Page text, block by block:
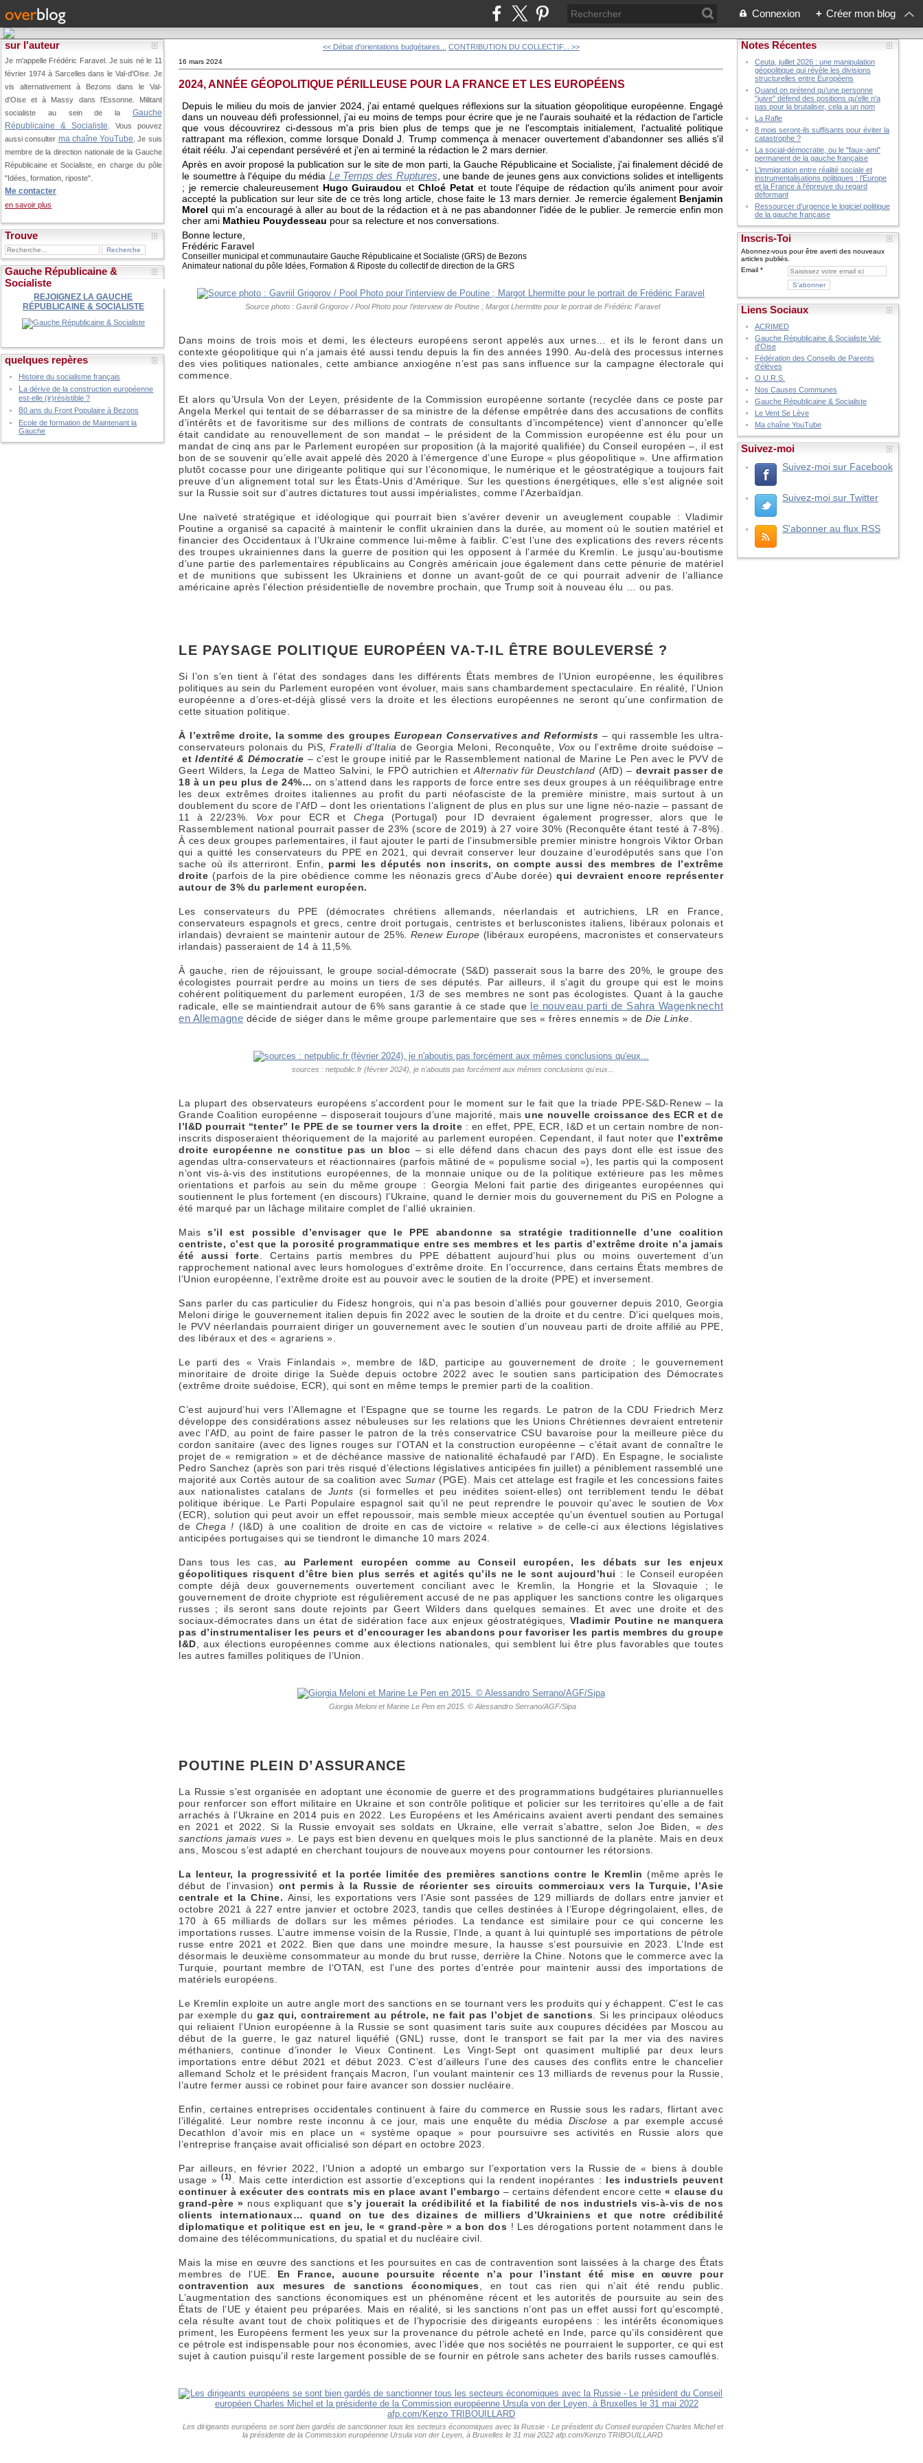
Connexion + Créer mon blog
sur l'auteur
Je m'appelle Frédéric Faravel. Je suis né le 11
février 1974 à Sarcelles dans le Val-d'Oise. Je
vis alternativement à Bezons dans le Val-
d'Oise et à Massy dans l'Essonne. Militant
socialiste au sein de la Gauche
Républicaine & Socialiste . Vous pouvez
aussi consulter ma chaîne YouTube . Je suis
membre de la direction nationale de la Gauche
Républicaine et Socialiste, en charge du pôle
"Idées, formation, riposte".
Me contacter
en savoir plus
Trouve
Gauche Républicaine &
Socialiste
REJOIGNEZ LA GAUCHE
RÉPUBLICAINE & SOCIALISTE
quelques repères
Histoire du socialisme français
La dérive de la construction européenne
est-elle (ir)résistible ?
80 ans du Front Populaire à Bezons
Ecole de formation de Maintenant la
Gauche
<< Débat d'orientations budgétaires... CONTRIBUTION DU COLLECTIF... >>
16 mars 2024
2024, ANNÉE GÉOPOLITIQUE PÉRILLEUSE POUR LA FRANCE ET LES EUROPÉENS
Depuis le milieu du mois de janvier 2024, j'ai entamé quelques réflexions sur la situation géopolitique européenne. Engagé
dans un nouveau défi professionnel, j'ai eu moins de temps pour écrire que je ne l'aurais souhaité et la rédaction de l'article
que vous découvrirez ci-dessous m'a pris bien plus de temps que je ne l'escomptais initialement, l'actualité politique
rattrapant ma réflexion, comme lorsque Donald J. Trump commença à menacer ouvertement d'abandonner ses alliés s'il
était réélu. J'ai cependant persévéré et j'en ai terminé la rédaction le 2 mars dernier.
Après en avoir proposé la publication sur le site de mon parti, la Gauche Républicaine et Socialiste, j'ai finalement décidé de
le soumettre à l'équipe du média Le Temps des Ruptures , une bande de jeunes gens aux convictions solides et intelligents
; je remercie chaleureusement Hugo Guiraudou etChloé Petatet toute l'équipe de rédaction qu'ils animent pour avoir
accepté la publication sur leur site de ce très long article, chose faite le 13 mars dernier. Je remercie également Benjamin
Morel qui m'a encouragé à aller au bout de la rédaction et à ne pas abandonner l'idée de le publier. Je remercie enfin mon
cher ami Mathieu Pouydesseau pour sa relecture et nos conversations.
Bonne lecture,
Frédéric Faravel
Conseiller municipal et communautaire Gauche Républicaine et Socialiste (GRS) de Bezons
Animateur national du pôle Idées, Formation & Riposte du collectif de direction de la GRS
Source photo : Gavriil Grigorov / Pool Photo pour l'interview de Poutine ; Margot Lhermitte pour le portrait de Frédéric Faravel
Dans moins de trois mois et demi, les électeurs européens seront appelés aux urnes… et ils le feront dans un
contexte géopolitique qui n’a jamais été aussi tendu depuis la fin des années 1990. Au-delà des processus internes
des vies politiques nationales, cette ambiance anxiogène n’est pas sans influence sur la campagne électorale qui
commence.
Et alors qu’Ursula Von der Leyen, présidente de la Commission européenne sortante (recyclée dans ce poste par
Angela Merkel qui tentait de se débarrasser de sa ministre de la défense empêtrée dans des accusations de conflits
d’intérêts et de favoritisme sur des millions de contrats de consultants d’incompétence) vient d’annoncer qu’elle
était candidate au renouvellement de son mandat – le président de la Commission européenne est élu pour un
mandat de cinq ans par le Parlement européen sur proposition (à la majorité qualifiée) du Conseil européen –, il est
bon de se souvenir qu’elle avait appelé dès 2020 à l’émergence d’une Europe « plus géopolitique ». Une affirmation
plutôt cocasse pour une dirigeante politique qui sur l’économique, le numérique et le géostratégique a toujours fait
preuve d’un alignement total sur les États-Unis d’Amérique. Sur les questions énergétiques, elle s’est alignée soit
sur la Russie soit sur d’autres dictatures tout aussi impérialistes, comme l’Azerbaïdjan.
Une naïveté stratégique et idéologique qui pourrait bien s’avérer devenir un aveuglement coupable : Vladimir
Poutine a organisé sa capacité à maintenir le conflit ukrainien dans la durée, au moment où le soutien matériel et
financier des Occidentaux à l’Ukraine commence lui-même à faiblir. C’est l’une des explications des revers récents
des troupes ukrainiennes dans la guerre de position qui les opposent à l’armée du Kremlin. Le jusqu’au-boutisme
d’une partie des parlementaires républicains au Congrès américain joue également dans cette pénurie de matériel
et de munitions que subissent les Ukrainiens et donne un avant-goût de ce qui pourrait advenir de l’alliance
américaine après l’élection présidentielle de novembre prochain, que Trump soit à nouveau élu … ou pas.
LE PAYSAGE POLITIQUE EUROPÉEN VA-T-IL ÊTRE BOULEVERSÉ ?
Si l’on s’en tient à l’état des sondages dans les différents États membres de l’Union européenne, les équilibres
politiques au sein du Parlement européen vont évoluer, mais sans chambardement spectaculaire. En réalité, l’Union
européenne a d’ores-et-déjà glissé vers la droite et les élections européennes ne seront qu’une confirmation de
cette situation politique.
À l’extrême droite, la somme des groupesEuropean Conservatives and Reformists – qui rassemble les ultra-
conservateurs polonais du PiS,Fratelli d’Italia de Georgia Meloni, Reconquête, Voxou l’extrême droite suédoise –
etIdentité & Démocratie – c’est le groupe initié par le Rassemblement national de Marine Le Pen avec le PVV de
Geert Wilders, la Lega de Matteo Salvini, le FPÖ autrichien etAlternativ für Deustchland (AfD) – devrait passer de
18 à un peu plus de 24%… on s’attend dans les rapports de force entre ses deux groupes à un rééquilibrage entre
les deux extrêmes droites italiennes au profit du parti néofasciste de la première ministre, mais surtout à un
doublement du score de l’AfD – dont les orientations l’alignent de plus en plus sur une ligne néo-nazie – passant de
11 à 22/23%. Vox pour ECR et Chega (Portugal) pour ID devraient également progresser, alors que le
Rassemblement national pourrait passer de 23% (score de 2019) à 27 voire 30% (Reconquête étant testé à 7-8%).
À ces deux groupes parlementaires, il faut ajouter le parti de l’insubmersible premier ministre hongrois Viktor Orban
qui a quitté les conservateurs du PPE en 2021, qui devrait conserver leur douzaine d’eurodéputés sans que l’on
sache où ils atterriront. Enfin, parmi les députés non inscrits, on compte aussi des membres de l’extrême
droite (parfois de la pire obédience comme les néonazis grecs d’Aube dorée)qui devraient encore représenter
autour de 3% du parlement européen.
Les conservateurs du PPE (démocrates chrétiens allemands, néerlandais et autrichiens, LR en France,
conservateurs espagnols et grecs, centre droit portugais, centristes et berlusconistes italiens, libéraux polonais et
irlandais) devraient se maintenir autour de 25%. Renew Europe (libéraux européens, macronistes et conservateurs
irlandais) passeraient de 14 à 11,5%.
À gauche, rien de réjouissant, le groupe social-démocrate (S&D) passerait sous la barre des 20%, le groupe des
écologistes pourrait perdre au moins un tiers de ses députés. Par ailleurs, il s’agit du groupe qui est le moins
cohérent politiquement du parlement européen, 1/3 de ses membres ne sont pas écologistes. Quant à la gauche
radicale, elle se maintiendrait autour de 6% sans garantie à ce stade que le nouveau parti de Sahra Wagenknecht
en Allemagne décide de siéger dans le même groupe parlementaire que ses « frères ennemis » deDie Linke
sources : netpublic.fr (février 2024), je n'aboutis pas forcément aux mêmes conclusions qu'eux...
La plupart des observateurs européens s’accordent pour le moment sur le fait que la triade PPE-S&D-Renew – la
Grande Coalition européenne – disposerait toujours d’une majorité, maisune nouvelle croissance des ECR et de
l’I&D pourrait “tenter” le PPE de se tourner vers la droite : en effet, PPE, ECR, I&D et un certain nombre de non-
inscrits disposeraient théoriquement de la majorité au parlement européen. Cependant, il faut noter que l’extrême
droite européenne ne constitue pas un bloc – si elle défend dans chacun des pays dont elle est issue des
agendas ultra-conservateurs et réactionnaires (parfois mâtiné de « populisme social »), les partis qui la composent
n’ont vis-à-vis des institutions européennes, de la monnaie unique ou de la politique extérieure pas les mêmes
orientations et parfois au sein du même groupe : Georgia Meloni fait partie des dirigeantes européennes qui
soutiennent le plus fortement (en discours) l’Ukraine, quand le dernier mois du gouvernement du PiS en Pologne a
été marqué par un lâchage militaire complet de l’allié ukrainien.
Maiss’il est possible d’envisager que le PPE abandonne sa stratégie traditionnelle d’une coalition
centriste, c’est que la porosité programmatique entre ses membres et les partis d’extrême droite n’a jamais
été aussi forte . Certains partis membres du PPE débattent aujourd’hui plus ou moins ouvertement d’un
rapprochement national avec leurs homologues d’extrême droite. En l’occurrence, dans certains États membres de
l’Union européenne, l’extrême droite est au pouvoir avec le soutien de la droite (PPE) et inversement.
Sans parler du cas particulier du Fidesz hongrois, qui n’a pas besoin d’alliés pour gouverner depuis 2010, Georgia
Meloni dirige le gouvernement italien depuis fin 2022 avec le soutien de la droite et du centre. D’ici quelques mois,
le PVV néerlandais pourraient diriger un gouvernement avec le soutien d’un nouveau parti de droite affilié au PPE,
des libéraux et des « agrariens ».
Le parti des « Vrais Finlandais », membre de I&D, participe au gouvernement de droite ; le gouvernement
minoritaire de droite dirige la Suède depuis octobre 2022 avec le soutien sans participation des Démocrates
(extrême droite suédoise, ECR), qui sont en même temps le premier parti de la coalition.
C’est aujourd’hui vers l’Allemagne et l’Espagne que se tourne les regards. Le patron de la CDU Friedrich Merz
développe des considérations assez nébuleuses sur les relations que les Unions Chrétiennes devraient entretenir
avec l’AfD, au point de faire passer le patron de la très conservatrice CSU bavaroise pour la meilleure pièce du
cordon sanitaire (avec des lignes rouges sur l’OTAN et la construction européenne – c’était avant de connaître le
projet de « remigration » et de déchéance massive de nationalité échafaudé par l’AfD). En Espagne, le socialiste
Pedro Sanchez (après son pari très risqué d’élections législatives anticipées fin juillet) a péniblement rassemblé une
majorité aux Cortès autour de sa coalition avec Sumar (PGE). Mais cet attelage est fragile et les concessions faites
aux nationalistes catalans de Junts (si formelles et peu inédites soient-elles) ont terriblement tendu le débat
politique ibérique. Le Parti Populaire espagnol sait qu’il ne peut reprendre le pouvoir qu’avec le soutien de Vox
(ECR), solution qui peut avoir un effet repoussoir, mais semble mieux acceptée qu’un éventuel soutien au Portugal
de Chega ! (I&D) à une coalition de droite en cas de victoire « relative » de celle-ci aux élections législatives
anticipées portugaises qui se tiendront le dimanche 10 mars 2024.
Dans tous les cas, au Parlement européen comme au Conseil européen, les débats sur les enjeux
géopolitiques risquent d’être bien plus serrés et agités qu’ils ne le sont aujourd’hui : le Conseil européen
compte déjà deux gouvernements ouvertement conciliant avec le Kremlin, la Hongrie et la Slovaquie ; le
gouvernement de droite chypriote est régulièrement accusé de ne pas appliquer les sanctions contre les oligarques
russes ; ils seront sans doute rejoints par Geert Wilders dans quelques semaines. Et avec une droite et des
sociaux-démocrates dans un état de sidération face aux enjeux géostratégiques, Vladimir Poutine ne manquera
pas d’instrumentaliser les peurs et d’encourager les abandons pour favoriser les partis membres du groupe
I&D , aux élections européennes comme aux élections nationales, qui semblent lui être plus favorables que toutes
les autres familles politiques de l’Union.
Giorgia Meloni et Marine Le Pen en 2015. © Alessandro Serrano/AGF/Sipa
POUTINE PLEIN D’ASSURANCE
La Russie s’est organisée en adoptant une économie de guerre et des programmations budgétaires pluriannuelles
pour renforcer son effort militaire en Ukraine et son contrôle politique et policier sur les territoires qu’elle a de fait
arrachés à l’Ukraine en 2014 puis en 2022. Les Européens et les Américains avaient averti pendant des semaines
en 2021 et 2022. Si la Russie envoyait ses soldats en Ukraine, elle verrait s’abattre, selon Joe Biden, « des
sanctions jamais vues ». Le pays est bien devenu en quelques mois le plus sanctionné de la planète. Mais en deux
ans, Moscou s’est adapté en cherchant toujours de nouveaux moyens pour contourner les rétorsions.
La lenteur, la progressivité et la portée limitée des premières sanctions contre le Kremlin (même après le
début de l’invasion) ont permis à la Russie de réorienter ses circuits commerciaux vers la Turquie, l’Asie
centrale et la Chine. Ainsi, les exportations vers l’Asie sont passées de 129 milliards de dollars entre janvier et
octobre 2021 à 227 entre janvier et octobre 2023, tandis que celles destinées à l’Europe dégringolaient, elles, de
170 à 65 milliards de dollars sur les mêmes périodes. La tendance est similaire pour ce qui concerne les
importations russes. L’autre immense voisin de la Russie, l’Inde, a quant à lui quintuplé ses importations de pétrole
russe entre 2021 et 2022. Bien que dans une moindre mesure, la hausse s’est poursuivie en 2023. L’Inde est
désormais le deuxième consommateur au monde du brut russe, derrière la Chine. Notons que le commerce avec la
Turquie, pourtant membre de l‘OTAN, est l’une des portes d’entrée pour maintenir aussi des importations de
matériels européens.
Le Kremlin exploite un autre angle mort des sanctions en se tournant vers les produits qui y échappent. C’est le cas
par exemple du gaz qui, contrairement au pétrole, ne fait pas l’objet de sanctions . Si les principaux oléoducs
qui reliaient l’Union européenne à la Russie se sont quasiment taris suite aux coupures décidées par Moscou au
début de la guerre, le gaz naturel liquéfié (GNL) russe, dont le transport se fait par la mer via des navires
méthaniers, continue d’inonder le Vieux Continent. Les Vingt-Sept ont quasiment multiplié par deux leurs
importations entre début 2021 et début 2023. C’est d’ailleurs l’une des causes des conflits entre le chancelier
allemand Scholz et le président français Macron, l’un voulant maintenir ces 13 milliards de revenus pour la Russie,
l’autre fermer aussi ce robinet pour faire avancer son dossier nucléaire.
Enfin, certaines entreprises occidentales continuent à faire du commerce en Russie sous les radars, flirtant avec
l’illégalité. Leur nombre reste inconnu à ce jour, mais une enquête du média Disclose a par exemple accusé
Decathlon d’avoir mis en place un « système opaque » pour poursuivre ses activités en Russie alors que
l’entreprise française avait officialisé son départ en octobre 2023.
Par ailleurs, en février 2022, l’Union a adopté un embargo sur l’exportation vers la Russie de « biens à double
usage »(1) . Mais cette interdiction est assortie d’exceptions qui la rendent inopérantes : les industriels peuvent
continuer à exécuter des contrats mis en place avant l’embargo – certains défendent encore cette « clause du
grand-père » nous expliquant ques’y jouerait la crédibilité et la fiabilité de nos industriels vis-à-vis de nos
clients internationaux… quand on tue des dizaines de milliers d’Ukrainiens et que notre crédibilité
diplomatique et politique est en jeu, le « grand-père » a bon dos ! Les dérogations portent notamment dans le
domaine des télécommunications, du spatial et du nucléaire civil.
Mais la mise en œuvre des sanctions et les poursuites en cas de contravention sont laissées à la charge des États
membres de l’UE. En France, aucune poursuite récente n’a pour l’instant été mise en œuvre pour
contravention aux mesures de sanctions économiques
, en tout cas rien qui n’ait été rendu public.
L’augmentation des sanctions économiques est un phénomène récent et les autorités de poursuite au sein des
États de l’UE y étaient peu préparées. Mais en réalité, si les sanctions n’ont pas un effet aussi fort qu’escompté,
cela résulte avant tout de choix politiques et de l’hypocrisie des dirigeants européens : les intérêts économiques
priment, les Européens ferment les yeux sur la provenance du pétrole acheté en Inde, parce qu’ils considèrent que
ce pétrole est indispensable pour nos économies, avec l’idée que nos sociétés ne pourraient le supporter, ce qui est
sujet à caution puisqu’il reste largement possible de se fournir en pétrole sans acheter des barils russes camouflés.
Les dirigeants européens se sont bien gardés de sanctionner tous les secteurs économiques avec la Russie - Le président du Conseil européen Charles Michel et
la présidente de la Commission européenne Ursula von der Leyen, à Bruxelles le 31 mai 2022 afp.com/Kenzo TRIBOUILLARD
Notes Récentes
Ceuta, juillet 2026 : une manipulation
géopolitique qui révèle les divisions
structurelles entre Européens
Quand on prétend qu'une personne
"juive" défend des positions qu'elle n'a
pas pour la brutaliser, cela a un nom
La Rafle
8 mois seront-ils suffisants pour éviter la
catastrophe ?
La social-démocratie, ou le "faux-ami"
permanent de la gauche française
L’immigration entre réalité sociale et
instrumentalisations politiques : l’Europe
et la France à l’épreuve du regard
déformant
Ressourcer d'urgence le logiciel politique
de la gauche française
Inscris-Toi
Abonnez-vous pour être averti des nouveaux
articles publiés.
Email
Liens Sociaux
ACRIMED
Gauche Républicaine & Socialiste Val-
d'Oise
Fédération des Conseils de Parents
d'élèves
O.U.R.S.
Nos Causes Communes
Gauche Républicaine & Socialiste
Le Vent Se Lève
Ma chaîne YouTube
Suivez-moi
Suivez-moi sur Facebook
Suivez-moi sur Twitter
S'abonner au flux RSS